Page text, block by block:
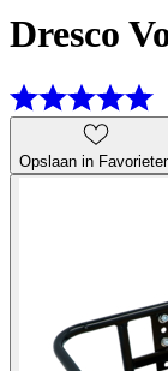
Dresco
Opslaan in